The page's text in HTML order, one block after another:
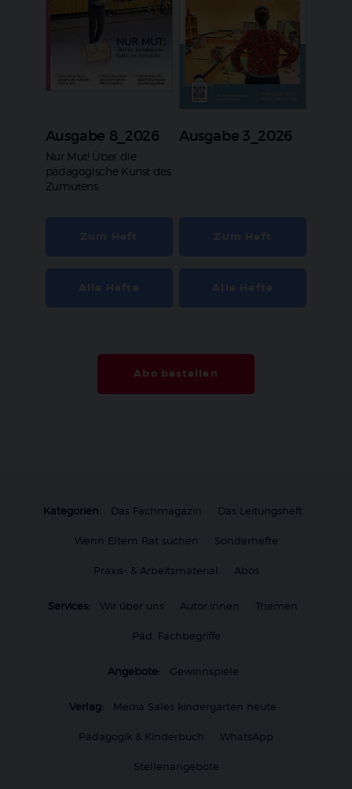
Ausgabe 8_2026
:
Nur Mut! Über die
pädagogische Kunst des
Zumutens
Ausgabe 3_2026
Abo bestellen
Kategorien: Das Fachmagazin Das Leitungsheft
Wenn Eltern Rat suchen Sonderhefte
Praxis- & Arbeitsmaterial Abos
Services: Wir über uns Autor:innen Themen
Päd. Fachbegriffe
Angebote: Gewinnspiele
Verlag: Media Sales kindergarten heute
Pädagogik & Kinderbuch WhatsApp
Stellenangebote